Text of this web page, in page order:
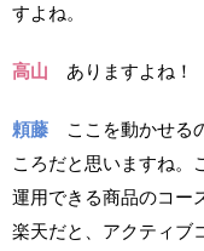
すよね。
高山 ありますよね！
頼藤 ここを動かせる
ころだと思いますね。
運用できる商品のコー
楽天だと、アクティブ